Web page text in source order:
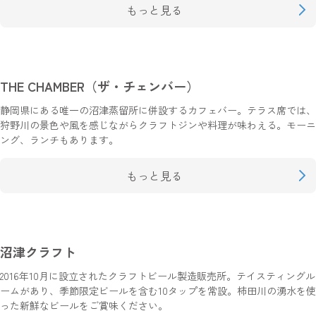
もっと見る
THE CHAMBER（ザ・チェンバー）
静岡県にある唯一の沼津蒸留所に併設するカフェバー。テラス席では、
狩野川の景色や風を感じながらクラフトジンや料理が味わえる。モーニ
ング、ランチもあります。
もっと見る
沼津クラフト
2016年10月に設立されたクラフトビール製造販売所。テイスティングル
ームがあり、季節限定ビールを含む10タップを常設。柿田川の湧水を使
った新鮮なビールをご賞味ください。